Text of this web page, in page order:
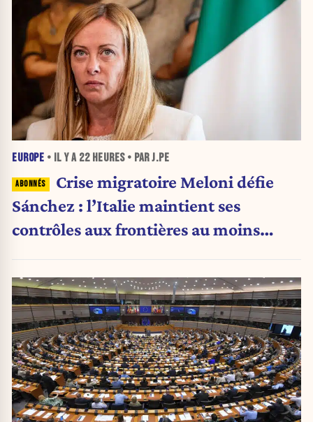
EUROPE • IL Y A 22 HEURES• PAR J.PE
Crise migratoire Meloni défie
Sánchez : l’Italie maintient ses
contrôles aux frontières au moins